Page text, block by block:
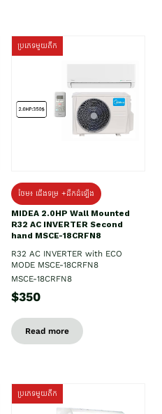
ប្រភេទមួយតឹក
ថែម៖ ជើងទម្រ +ដឹកដំឡើង
MIDEA 2.0HP Wall Mounted
R32 AC INVERTER Second
hand MSCE-18CRFN8
R32 AC INVERTER with ECO
MODE MSCE-18CRFN8
MSCE-18CRFN8
$350
Read more
ប្រភេទមួយតឹក